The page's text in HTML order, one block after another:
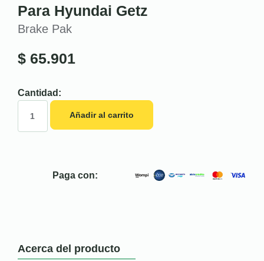
Para Hyundai Getz
Brake Pak
$ 65.901
Cantidad:
Añadir al carrito
Paga con:
Acerca del producto